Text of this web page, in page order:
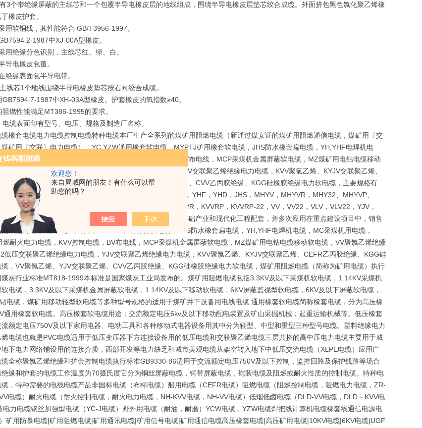
欢迎您！
来自局域网的朋友！有什么可以帮
助您的吗？
3个带绝缘屏蔽的主线芯和一个包覆半导电橡皮层的地线组成，围绕半导电橡皮层垫芯绞合成缆。外面挤包黑色氯化聚乙烯橡
橡皮护套。
用软铜线，其性能符合 GB/T3956-1997。
1987中XJ-00A型橡皮。
用绝缘分色识别，主线芯红、绿、白。
导电橡皮包覆。
绝缘表面包半导电带。
线芯1个地线围绕半导电橡皮垫芯按右向绞合成缆。
1987中XH-03A型橡皮。护套橡皮的氧指数≥40。
燃性能满足MT386-1995的要求。
缆表面印有型号、电压、规格及制造厂名称。
橡套电缆电力电缆控制电缆特种电缆本厂生产全系列的煤矿用阻燃电缆（新通过煤安证的煤矿用阻燃通信电缆，煤矿用〔交
矿用〔交联〕电力电缆），YC,YZW通用橡套软电缆，MYPTJ矿用橡套软电缆，JHS防水橡套扁电缆，YH,YHF电焊机电
电缆，ZRVV,NHKVV阻燃耐火电力电缆，KVV控制电缆，BV布电线，MCP采煤机金属屏蔽软电缆，MZ煤矿用电钻电缆移动
乙烯绝缘电力电缆，VV22低压交联聚乙烯绝缘电力电缆，YJV交联聚乙烯绝缘电力电缆，KVV聚氯乙烯、KYJV交联聚乙烯、
、KGG硅橡胶绝缘控制电缆，VV聚氯乙烯、YJV交联聚乙烯、CVV乙丙胶绝缘、KGG硅橡胶绝缘电力软电缆，主要规格有
，MCP，MYPTJ，MCPTJ，MZ，MZP，MYQ，UGF，YH，YHF，YHD，JHS，MHYV，MHYVR，MHY32、MHYVP、
，KVV，KVV22，KVVP，KVVP-22，KVVR，KVVRP，KVVRP-22，VV，VV22，VLV，VLV22，YJV，
泛为矿业、电力、冶金、石油、消防、化工、两网改造等基础产业和现代化工程配套，并多次应用在重点建设项目中，销售
产品网遍布全国20多个省市。MYPTJ矿用橡套软电缆，JHS防水橡套扁电缆，YH,YHF电焊机电缆，MC采煤机用电缆，
燃耐火电力电缆，KVV控制电缆，BV布电线，MCP采煤机金属屏蔽软电缆，MZ煤矿用电钻电缆移动软电缆，VV聚氯乙烯绝缘
低压交联聚乙烯绝缘电力电缆，YJV交联聚乙烯绝缘电力电缆，KVV聚氯乙烯、KYJV交联聚乙烯、CEFR乙丙胶绝缘、KGG硅
，VV聚氯乙烯、YJV交联聚乙烯、CVV乙丙胶绝缘、KGG硅橡胶绝缘电力软电缆，煤矿用阻燃电缆（简称为矿用电缆）执行
炭行业标准MT818-1999本标准是国家煤炭工业局发布的。煤矿用阻燃电缆包括3.3KV及以下采煤机软电缆，1.14KV采煤机
电缆，3.3KV及以下采煤机金属屏蔽软电缆，1.14KV及以下移动软电缆，6KV屏蔽监视型软电缆，6KV及以下屏蔽软电缆，
电缆，煤矿用移动轻型软电缆等多种型号规格的适用于煤矿井下设备用电线电缆.通用橡套软电缆简称橡套电缆，分为高压橡
通用橡套软电缆。高压橡套软电缆用途：交流额定电压6kv及以下移动配电装置及矿山采掘机械；起重运输机械等。低压橡套
额定电压750V及以下家用电器、电动工具和各种移动式电器设备用其中分为轻型、中型和重型三种型号电缆。塑料绝缘电力
电缆也就是PVC电缆适用于低压变压器下方连接设备用的低压电缆和交联聚乙烯电缆三层共挤的高中压电力电缆主要用于城
下电力网络铺设用的连接介质，西部开发等电力缺乏和城市美观电缆从架空转入地下中低压交流电缆（XLPE电缆）应用广
全称聚氯乙烯绝缘和护套控制电缆执行标准GB9330-86适用于交流额定电压750V及以下控制，监控回路及保护线路等场合
缘和护套的电缆工作温度为70摄氏度它分为铜丝屏蔽电缆，铜带屏蔽电缆，铠装电缆及阻燃或耐火性质的控制电缆。特种电
，特种需要的电线电缆产品非国标电缆（布标电缆）船用电缆（CEFR电缆）阻燃电缆（阻燃控制电缆，阻燃电力电缆，ZR-
电缆）耐火电缆（耐火控制电缆，耐火电力电缆，NH-KVV电缆，NH-VV电缆）低烟低卤电缆（DLD-VV电缆，DLD－KVV电
电力电缆钢丝加强型电缆（YC-J电缆）野外用电缆（耐油，耐磨）YCW电缆，YZW电缆焊把线计算机电缆橡套线通信电源电
矿用防暴电缆|矿用阻燃电缆|矿用通讯电缆|矿用信号电缆|矿用通信电缆高压橡套电缆|高压矿用电缆|10KV电缆|6KV电缆|UGF